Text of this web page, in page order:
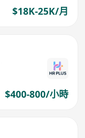
$18K-25K/月
$400-800/小時